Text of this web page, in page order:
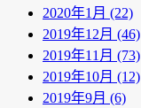
2020年1月 (22)
2019年12月 (46)
2019年11月 (73)
2019年10月 (12)
2019年9月 (6)